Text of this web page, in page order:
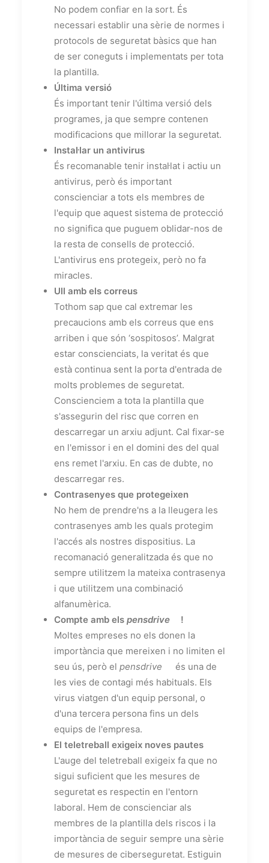
No podem confiar en la sort. És
necessari establir una sèrie de normes i
protocols de seguretat bàsics que han
de ser coneguts i implementats per tota
la plantilla.
Última versió
És important tenir l'última versió dels
programes, ja que sempre contenen
modificacions que millorar la seguretat.
Instal·lar un antivirus
És recomanable tenir instal·lat i actiu un
antivirus, però és important
conscienciar a tots els membres de
l'equip que aquest sistema de protecció
no significa que puguem oblidar-nos de
la resta de consells de protecció.
L'antivirus ens protegeix, però no fa
miracles.
Ull amb els correus
Tothom sap que cal extremar les
precaucions amb els correus que ens
arriben i que són ‘sospitosos’. Malgrat
estar conscienciats, la veritat és que
està continua sent la porta d'entrada de
molts problemes de seguretat.
Conscienciem a tota la plantilla que
s'assegurin del risc que corren en
descarregar un arxiu adjunt. Cal fixar-se
en l'emissor i en el domini des del qual
ens remet l'arxiu. En cas de dubte, no
descarregar res.
Contrasenyes que protegeixen
No hem de prendre'ns a la lleugera les
contrasenyes amb les quals protegim
l'accés als nostres dispositius. La
recomanació generalitzada és que no
sempre utilitzem la mateixa contrasenya
i que utilitzem una combinació
alfanumèrica.
Compte amb els pensdrive
!
Moltes empreses no els donen la
importància que mereixen i no limiten el
seu ús, però el pensdrive
és una de
les vies de contagi més habituals. Els
virus viatgen d'un equip personal, o
d'una tercera persona fins un dels
equips de l'empresa.
El teletreball exigeix noves pautes
L'auge del teletreball exigeix fa que no
sigui suficient que les mesures de
seguretat es respectin en l'entorn
laboral. Hem de conscienciar als
membres de la plantilla dels riscos i la
importància de seguir sempre una sèrie
de mesures de ciberseguretat. Estiguin